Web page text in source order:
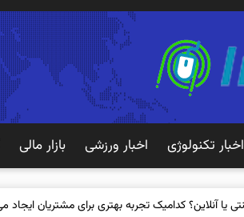
اخبار تکنولوژی اخبار ورزشی بازار مالی